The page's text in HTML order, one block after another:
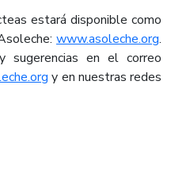
estará disponible como
www.asoleche.org.
sugerencias en el correo
y en nuestras redes